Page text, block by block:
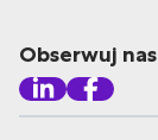
Obserwuj nas